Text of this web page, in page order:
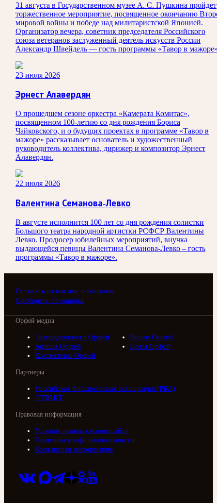
31 августа в Государственном музее А. С. Пушкина пройдет
торжественное мероприятие, посвященное окончанию
мировой войны и победе над милитаристской Японией.
Организатор вечера, советник председателя Российского
союза ветеранов заслуженный деятель искусств России
Александр Швейдель — гость программы «Тавор в
23 июля 2026
Эрнест Алавердян
О прошедшем сезоне оркестра «Камерата Комитас»,
посвященном 100-летию со дня рождения Бориса
Чайковского, и о будущих проектах в программе «Тавор в
мажоре» рассказывает основатель и художественный
руководитель коллектива, дирижер и композитор Эрнест
Алавердян.
22 июля 2026
Валентина Семанова-Левко
В августе исполнится 100 лет со дня рождения солистки
Большого театра народной артистки РСФСР Валентины
Левко. Продюсер юбилейных мероприятий, внучка
выдающейся певицы Валентина Семанова-Левко – гость
программы «Тавор в мажоре».
Оставить отзыв или пожелание
Сообщить об ошибке
Орфей медиа
Телерадиоцентр Орфей
Видео Орфей
Афиша Орфей
Ноты Орфей
Коллективы Орфей
Партнеры
Российская библиотечная ассоциация (РБА)
///ТРАКТ
Правовая информация
Условия использования сайта
Политика конфиденциальности
Контактная информация